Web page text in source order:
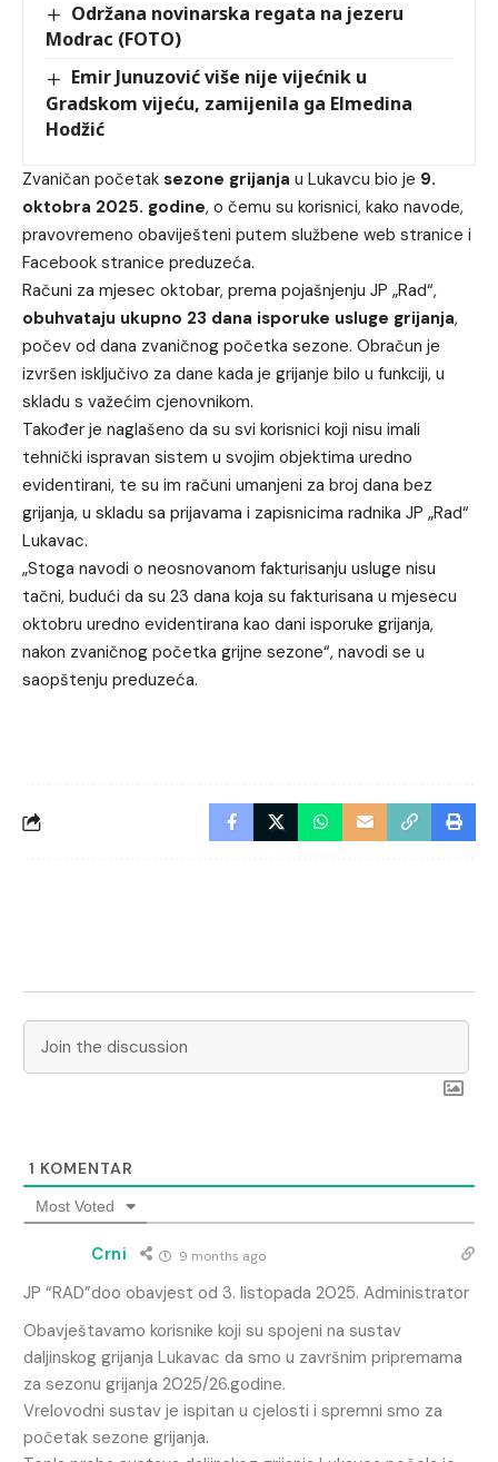
Održana novinarska regata na jezeru
Modrac (FOTO)
Emir Junuzović više nije vijećnik u
Gradskom vijeću, zamijenila ga Elmedina
Hodžić
Zvaničan početak sezone grijanja u Lukavcu bio je 9.
oktobra 2025. godine, o čemu su korisnici, kako navode,
pravovremeno obaviješteni putem službene web stranice i
Facebook stranice preduzeća.
Računi za mjesec oktobar, prema pojašnjenju JP „Rad“,
obuhvataju ukupno 23 dana isporuke usluge grijanja,
počev od dana zvaničnog početka sezone. Obračun je
izvršen isključivo za dane kada je grijanje bilo u funkciji, u
skladu s važećim cjenovnikom.
Također je naglašeno da su svi korisnici koji nisu imali
tehnički ispravan sistem u svojim objektima uredno
evidentirani, te su im računi umanjeni za broj dana bez
grijanja, u skladu sa prijavama i zapisnicima radnika JP „Rad“
Lukavac.
„Stoga navodi o neosnovanom fakturisanju usluge nisu
tačni, budući da su 23 dana koja su fakturisana u mjesecu
oktobru uredno evidentirana kao dani isporuke grijanja,
nakon zvaničnog početka grijne sezone“, navodi se u
saopštenju preduzeća.
1 KOMENTAR
Most Voted
Crni 9 months ago
JP “RAD”doo obavjest od 3. listopada 2025. Administrator
Obavještavamo korisnike koji su spojeni na sustav
daljinskog grijanja Lukavac da smo u završnim pripremama
za sezonu grijanja 2025/26.godine.
Vrelovodni sustav je ispitan u cjelosti i spremni smo za
početak sezone grijanja.